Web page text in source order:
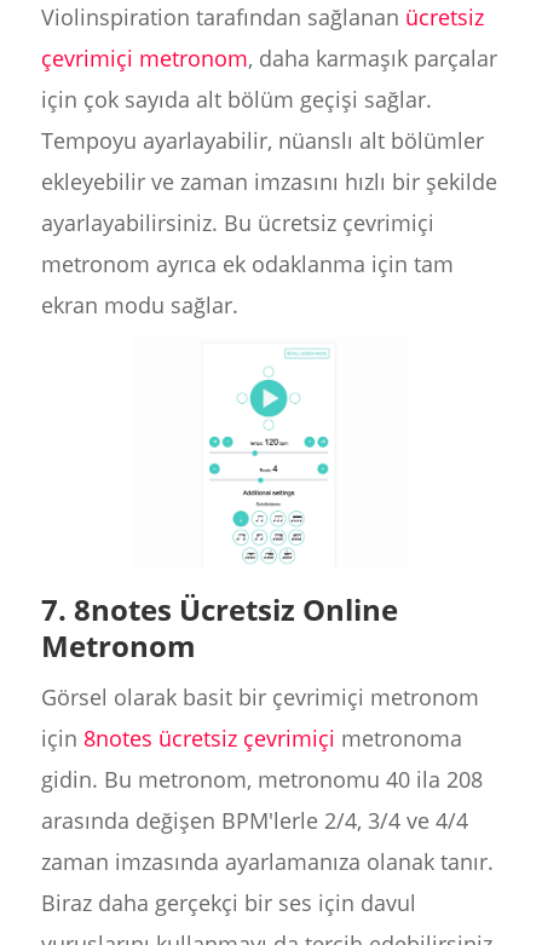
Violinspiration tarafından sağlanan ücretsiz
çevrimiçi metronom, daha karmaşık parçalar
için çok sayıda alt bölüm geçişi sağlar.
Tempoyu ayarlayabilir, nüanslı alt bölümler
ekleyebilir ve zaman imzasını hızlı bir şekilde
ayarlayabilirsiniz. Bu ücretsiz çevrimiçi
metronom ayrıca ek odaklanma için tam
ekran modu sağlar.
7. 8notes Ücretsiz Online
Metronom
Görsel olarak basit bir çevrimiçi metronom
için 8notes ücretsiz çevrimiçi metronoma
gidin. Bu metronom, metronomu 40 ila 208
arasında değişen BPM'lerle 2/4, 3/4 ve 4/4
zaman imzasında ayarlamanıza olanak tanır.
Biraz daha gerçekçi bir ses için davul